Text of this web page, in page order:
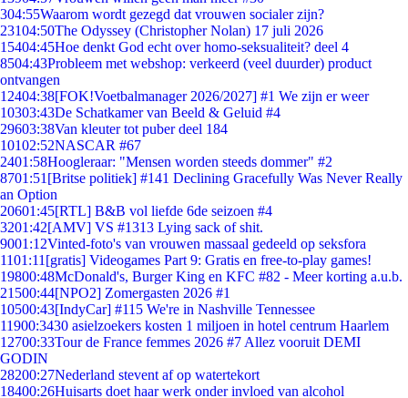
304:55Waarom wordt gezegd dat vrouwen socialer zijn?
23104:50The Odyssey (Christopher Nolan) 17 juli 2026
15404:45Hoe denkt God echt over homo-seksualiteit? deel 4
8504:43Probleem met webshop: verkeerd (veel duurder) product
ontvangen
12404:38[FOK!Voetbalmanager 2026/2027] #1 We zijn er weer
10303:43De Schatkamer van Beeld & Geluid #4
29603:38Van kleuter tot puber deel 184
10102:52NASCAR #67
2401:58Hoogleraar: "Mensen worden steeds dommer" #2
8701:51 [Britse politiek] #141 Declining Gracefully Was Never Really
an Option
20601:45[RTL] B&B vol liefde 6de seizoen #4
3201:42[AMV] VS #1313 Lying sack of shit.
9001:12Vinted-foto's van vrouwen massaal gedeeld op seksfora
1101:11 [gratis] Videogames Part 9: Gratis en free-to-play games!
19800:48McDonald's, Burger King en KFC #82 - Meer korting a.u.b.
21500:44[NPO2] Zomergasten 2026 #1
10500:43[IndyCar] #115 We're in Nashville Tennessee
11900:3430 asielzoekers kosten 1 miljoen in hotel centrum Haarlem
12700:33Tour de France femmes 2026 #7 Allez vooruit DEMI
GODIN
28200:27Nederland stevent af op watertekort
18400:26Huisarts doet haar werk onder invloed van alcohol